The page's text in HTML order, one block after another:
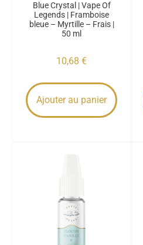
Blue Crystal | Vape Of
Legends | Framboise
bleue – Myrtille – Frais |
50 ml
10,68 €
Ajouter au panier